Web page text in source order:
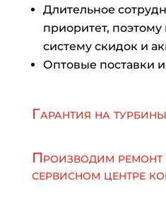
Длительное
приоритет,
систему скидок и
Оптовые поставки
Гарантия на
Производим ремонт
сервисном центре